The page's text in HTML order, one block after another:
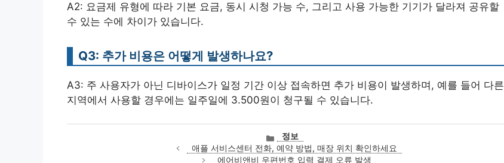
A2: 요금제 유형에 따라 기본 요금, 동시 시청 가능 수, 그리고 사용 가능한 기기가 달라져 공유할
수 있는 수에 차이가 있습니다.
Q3: 추가 비용은 어떻게 발생하나요?
A3: 주 사용자가 아닌 디바이스가 일정 기간 이상 접속하면 추가 비용이 발생하며, 예를 들어 다른
지역에서 사용할 경우에는 일주일에 3.500원이 청구될 수 있습니다.
카
테
고
정보
애플 서비스센터 전화, 예약 방법, 매장 위치 확인하세요
에어비앤비 우편번호 입력 결제 오류 발생